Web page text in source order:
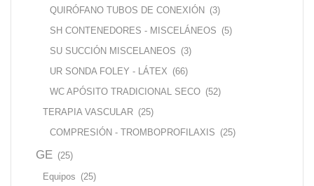
QUIRÓFANO TUBOS DE CONEXIÓN (3)
SH CONTENEDORES - MISCELÁNEOS (5)
SU SUCCIÓN MISCELANEOS (3)
UR SONDA FOLEY - LÁTEX (66)
WC APÓSITO TRADICIONAL SECO (52)
TERAPIA VASCULAR (25)
COMPRESIÓN - TROMBOPROFILAXIS (25)
GE (25)
Equipos (25)